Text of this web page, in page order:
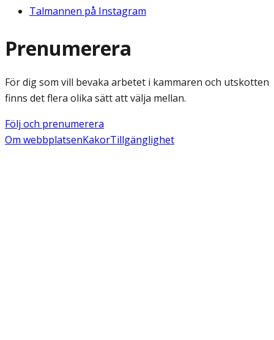
Talmannen på Instagram
Prenumerera
För dig som vill bevaka arbetet i kammaren och utskotten
finns det flera olika sätt att välja mellan.
Följ och prenumerera
Om webbplatsenKakorTillgänglighet